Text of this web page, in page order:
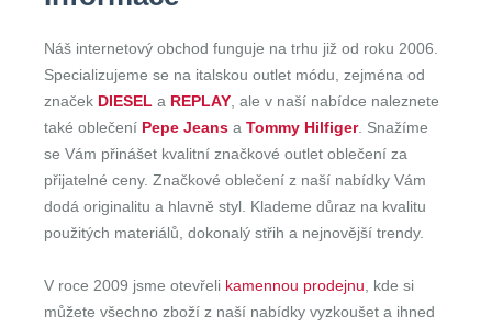
Náš internetový obchod funguje na trhu již od roku 2006.
Specializujeme se na italskou outlet módu, zejména od
značek DIESEL a REPLAY , ale v naší nabídce naleznete
také oblečení Pepe Jeans a Tommy Hilfiger. Snažíme
se Vám přinášet kvalitní značkové outlet oblečení za
přijatelné ceny. Značkové oblečení z naší nabídky Vám
dodá originalitu a hlavně styl. Klademe důraz na kvalitu
použitých materiálů, dokonalý střih a nejnovější trendy.
V roce 2009 jsme otevřeli kamennou prodejnu , kde si
můžete všechno zboží z naší nabídky vyzkoušet a ihned